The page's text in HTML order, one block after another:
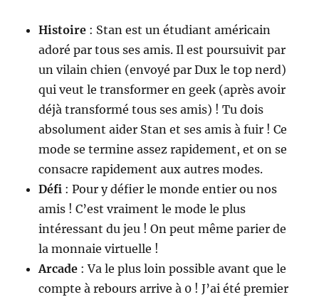
Histoire : Stan est un étudiant américain
adoré par tous ses amis. Il est poursuivit par
un vilain chien (envoyé par Dux le top nerd)
qui veut le transformer en geek (après avoir
déjà transformé tous ses amis) ! Tu dois
absolument aider Stan et ses amis à fuir ! Ce
mode se termine assez rapidement, et on se
consacre rapidement aux autres modes.
Défi : Pour y défier le monde entier ou nos
amis ! C’est vraiment le mode le plus
intéressant du jeu ! On peut même parier de
la monnaie virtuelle !
Arcade : Va le plus loin possible avant que le
compte à rebours arrive à 0 ! J’ai été premier